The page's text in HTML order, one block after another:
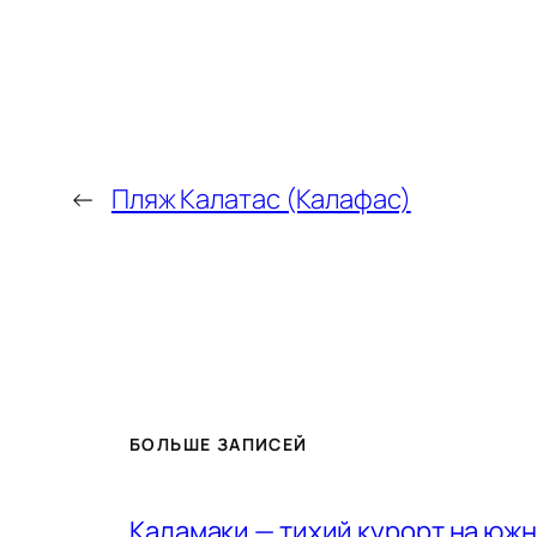
← Пляж Калатас (Калафас)
БОЛЬШЕ ЗАПИСЕЙ